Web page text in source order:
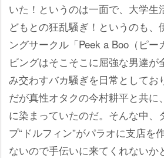
いた！というのは一面で、大学生
どもとの狂乱騒ぎ！というのも、
ングサークル「Peek a Boo（ピー
ビングはそこそこに屈強な男達が
み交わすバカ騒ぎを日常としてお
だが真性オタクの今村耕平と共に
に染まっていたのだ。そんな中、
プ“ドルフィン”がパラオに支店を
ないので手伝いに来てくれないか